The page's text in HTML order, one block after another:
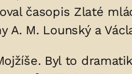
časopis Zlaté
M. Lounský a
Byl to